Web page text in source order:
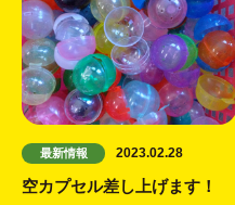
最新情報 2023.02.28
空カプセル差し上げます！